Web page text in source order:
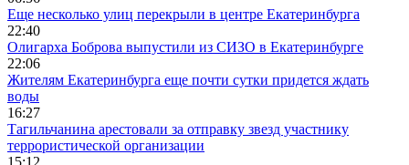
Еще несколько улиц перекрыли в центре Екатеринбурга
22:40
Олигарха Боброва выпустили из СИЗО в Екатеринбурге
22:06
Жителям Екатеринбурга еще почти сутки придется ждать
воды
16:27
Тагильчанина арестовали за отправку звезд участнику
террористической организации